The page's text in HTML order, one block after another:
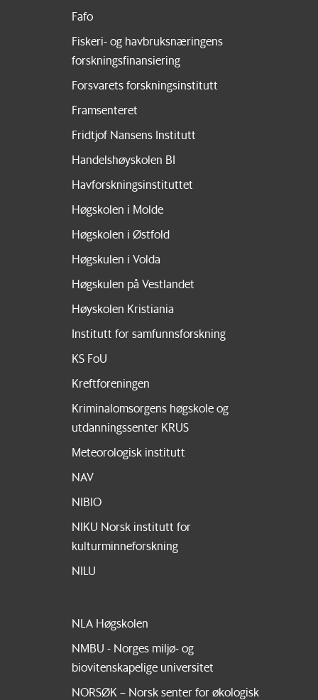
Fafo
Fiskeri- og havbruksnæringens
forskningsfinansiering
Forsvarets forskningsinstitutt
Framsenteret
Fridtjof Nansens Institutt
Handelshøyskolen BI
Havforskningsinstituttet
Høgskolen i Molde
Høgskolen i Østfold
Høgskulen i Volda
Høgskulen på Vestlandet
Høyskolen Kristiania
Institutt for samfunnsforskning
KS FoU
Kreftforeningen
Kriminalomsorgens høgskole og
utdanningssenter KRUS
Meteorologisk institutt
NAV
NIBIO
NIKU Norsk institutt for
kulturminneforskning
NILU
NLA Høgskolen
NMBU - Norges miljø- og
biovitenskapelige universitet
NORSØK – Norsk senter for økologisk